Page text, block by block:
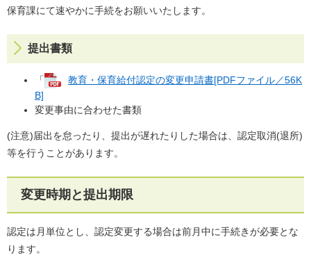
保育課にて速やかに手続をお願いいたします。
提出書類
「
教育・保育給付認定の変更申請書[PDFファイル／56K
B]
変更事由に合わせた書類
(注意)届出を怠ったり、提出が遅れたりした場合は、認定取消(退所)
等を行うことがあります。
変更時期と提出期限
認定は月単位とし、認定変更する場合は前月中に手続きが必要とな
ります。